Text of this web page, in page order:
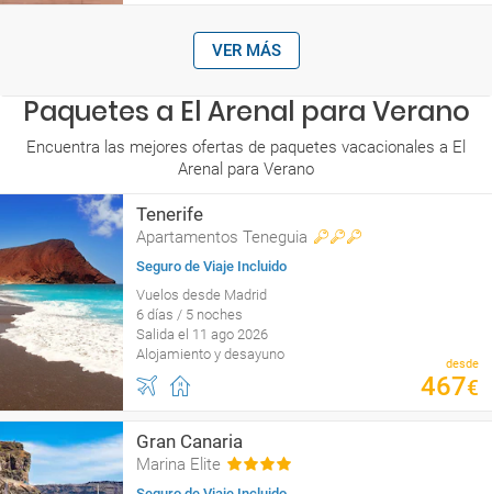
VER MÁS
Paquetes a El Arenal para Verano
Encuentra las mejores ofertas de paquetes vacacionales a El
Arenal para Verano
Tenerife
Apartamentos Teneguia
Seguro de Viaje Incluido
Vuelos desde Madrid
6 días / 5 noches
Salida el 11 ago 2026
Alojamiento y desayuno
desde
467€
Gran Canaria
Marina Elite